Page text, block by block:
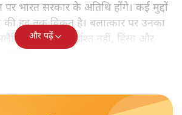
पर भारत सरकार के अतिथि होंगे। कई मुद्दों
की हद तक विकृत है। बलात्कार पर उनका
लोग उन्हें बर्दाश्त नहीं, हिंसा और
में हैं।
और पढ़ें